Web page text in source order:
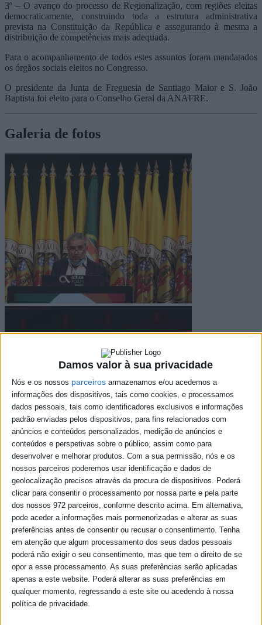
Damos valor à sua privacidade
Nós e os nossos parceiros armazenamos e/ou acedemos a
informações dos dispositivos, tais como cookies, e processamos
dados pessoais, tais como identificadores exclusivos e informações
padrão enviadas pelos dispositivos, para fins relacionados com
anúncios e conteúdos personalizados, medição de anúncios e
conteúdos e perspetivas sobre o público, assim como para
desenvolver e melhorar produtos. Com a sua permissão, nós e os
nossos parceiros poderemos usar identificação e dados de
geolocalização precisos através da procura de dispositivos. Poderá
clicar para consentir o processamento por nossa parte e pela parte
dos nossos 972 parceiros, conforme descrito acima. Em alternativa,
pode aceder a informações mais pormenorizadas e alterar as suas
preferências antes de consentir ou recusar o consentimento. Tenha
em atenção que algum processamento dos seus dados pessoais
poderá não exigir o seu consentimento, mas que tem o direito de se
opor a esse processamento. As suas preferências serão aplicadas
apenas a este website. Poderá alterar as suas preferências em
qualquer momento, regressando a este site ou acedendo à nossa
política de privacidade.
3º – O avanço do processo de Regionalização, com regiões eleitas
democraticamente, construindo toda a estrutura administrativa
prevista na Constituição da República e assegurando à mesma a
distribuição de competências mais adequada.
Para o acompanhamento de todos estes assuntos foram mandatados
os órgãos sociais eleitos no Congresso.
O presidente da Junta de Freguesia de Santiago Maior e S. João
Baptista foi eleito para o Conselho Geral da ANAFRE.
Galeria de fotos